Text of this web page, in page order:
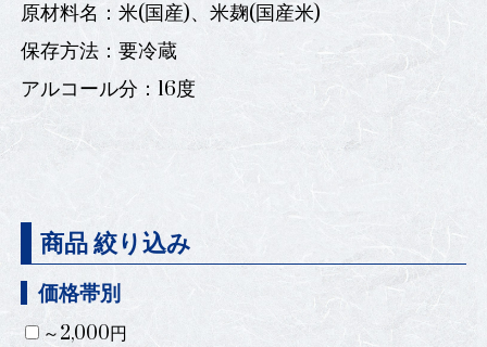
原材料名：米(国産)、米麹(国産米)
保存方法：要冷蔵
アルコール分：16度
商品 絞り込み
価格帯別
～2,000円